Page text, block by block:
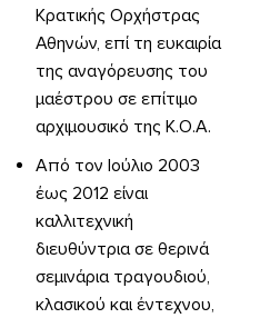
Κρατικής Ορχήστρας
Αθηνών, επί τη ευκαιρία
της αναγόρευσης του
μαέστρου σε επίτιμο
αρχιμουσικό της Κ.Ο.Α.
Από τον Ιούλιο 2003
έως 2012 είναι
καλλιτεχνική
διευθύντρια σε θερινά
σεμινάρια τραγουδιού,
κλασικού και έντεχνου,